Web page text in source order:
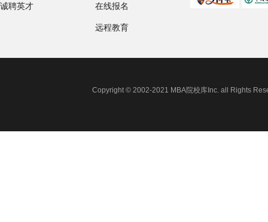
诚聘英才 在线报名
远程教育
Copyright © 2002-2021 MBA院校库Inc. all Rights